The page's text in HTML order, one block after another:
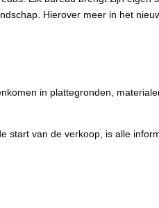
Hierover meer in het
in plattegronden,
start van de verkoop, is alle